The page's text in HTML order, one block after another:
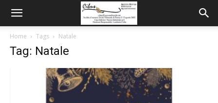
Home Tags Natale
Tag: Natale